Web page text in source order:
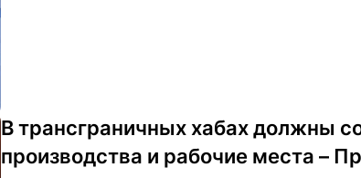
В трансграничных хабах должны
производства и рабочие места –